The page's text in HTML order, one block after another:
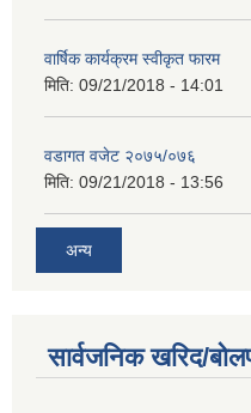
वार्षिक कार्यक्रम स्वीकृत फारम
मिति: 09/21/2018 - 14:01
वडागत वजेट २०७५/०७६
मिति: 09/21/2018 - 13:56
अन्य
सार्वजनिक खरिद/